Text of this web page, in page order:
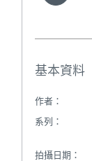
基本資料
作者：
系列：
拍攝日期：